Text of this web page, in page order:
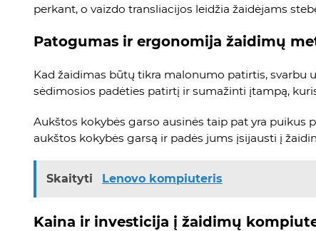
perkant, o vaizdo transliacijos leidžia žaidėjams
Patogumas ir ergonomija žaidimų
Kad žaidimas būtų tikra malonumo patirtis,
sėdimosios padėties patirtį ir sumažinti įtampą,
Aukštos kokybės garso ausinės taip pat yra
aukštos kokybės garsą ir padės jums įsijausti į
Skaityti Lenovo kompiuteris
Kaina ir investicija į žaidimų